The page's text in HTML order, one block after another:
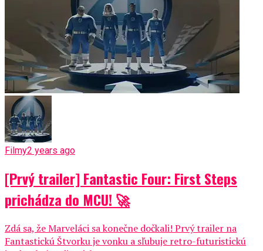
Filmy2 years ago
[Prvý trailer] Fantastic Four: First Steps
prichádza do MCU! 🚀
Zdá sa, že Marveláci sa konečne dočkali! Prvý trailer na
Fantastickú Štvorku je vonku a sľubuje retro-futuristickú